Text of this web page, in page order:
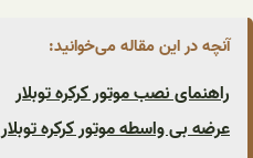
آنچه در این مقاله می‌خوانید:
راهنمای نصب موتور کرکره توبلار
عرضه بی واسطه موتور کرکره توبلار